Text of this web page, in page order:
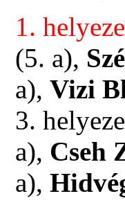
1.
(5. a),
a),Vizi
3.
a), Cseh
a),